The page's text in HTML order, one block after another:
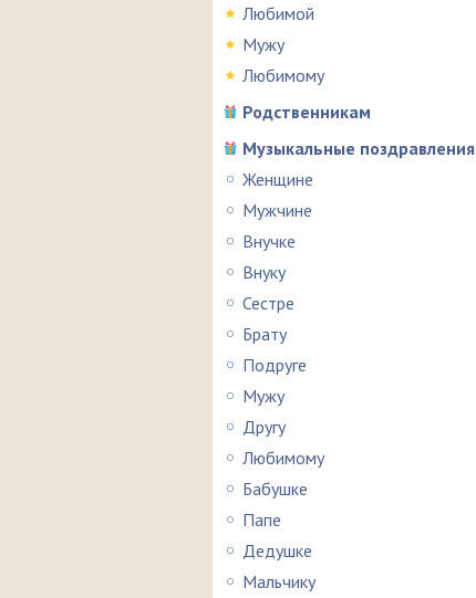
Любимой
Мужу
Любимому
Родственникам
Музыкальные поздравления
Женщине
Мужчине
Внучке
Внуку
Сестре
Брату
Подруге
Мужу
Другу
Любимому
Бабушке
Папе
Дедушке
Мальчику